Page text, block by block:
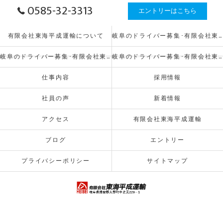
0585-32-3313 エントリーはこちら
有限会社東海平成運輸について 岐阜のドライバー募集･有限会社東海平成運輸の口コミ情報
岐阜のドライバー募集･有限会社東海平成運輸の評判 岐阜のドライバー募集･有限会社東海平成運輸のお客様の声
仕事内容 採用情報
社員の声 新着情報
アクセス 有限会社東海平成運輸
ブログ エントリー
プライバシーポリシー サイトマップ